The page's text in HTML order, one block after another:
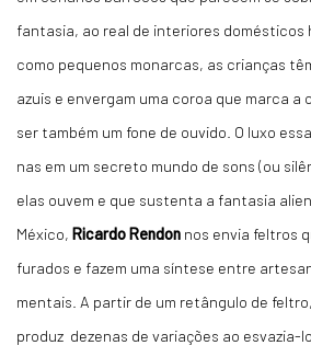
fantasia, ao real de interiores domésticos
como pequenos monarcas, as crianças
azuis e envergam uma coroa que marca
ser também um fone de ouvido. O luxo
nas em um secreto mundo de sons (ou
elas ouvem e que sustenta a fantasia
México, Ricardo Rendon nos envia feltros
furados e fazem uma síntese entre
mentais. A partir de um retângulo de
produz dezenas de variações ao esvazia-